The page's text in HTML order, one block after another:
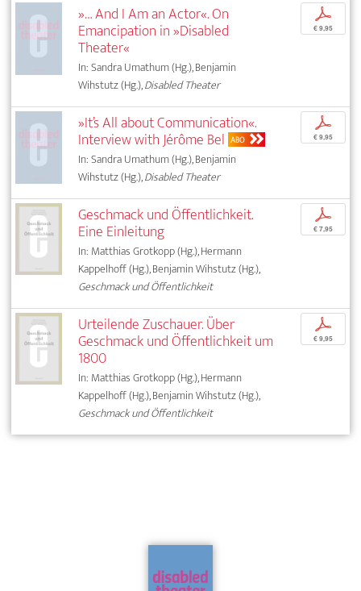
»… And I Am an Actor«. On
Emancipation in »Disabled
Theater«
In: Sandra Umathum (Hg.), Benjamin
Wihstutz (Hg.),Disabled Theater
p
€ 9,95
»It’s All about Communication«.
Interview with Jérôme Bel ABO
In: Sandra Umathum (Hg.), Benjamin
Wihstutz (Hg.),Disabled Theater
p
€ 9,95
Geschmack und Öffentlichkeit.
Eine Einleitung
In: Matthias Grotkopp (Hg.), Hermann
Kappelhoff (Hg.), Benjamin Wihstutz (Hg.),
Geschmack und Öffentlichkeit
p
€ 7,95
Urteilende Zuschauer. Über
Geschmack und Öffentlichkeit um
1800
In: Matthias Grotkopp (Hg.), Hermann
Kappelhoff (Hg.), Benjamin Wihstutz (Hg.),
Geschmack und Öffentlichkeit
p
€ 9,95